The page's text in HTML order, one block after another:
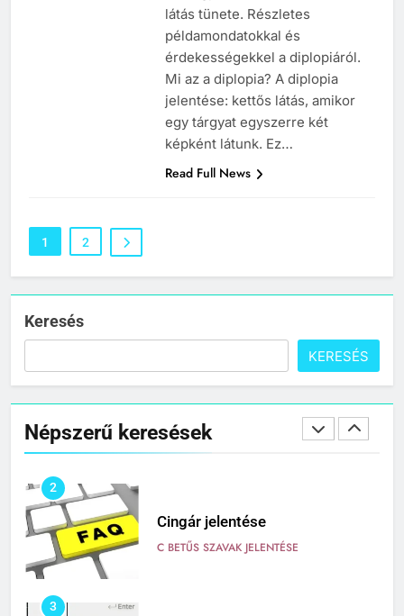
látás tünete. Részletes
példamondatokkal és
érdekességekkel a diplopiáról.
Mi az a diplopia? A diplopia
jelentése: kettős látás, amikor
egy tárgyat egyszerre két
képként látunk. Ez…
Read Full News
1 2
Keresés
KERESÉS
Népszerű keresések
Céltudatos jelentése
C BETŰS SZAVAK JELENTÉSE
Centenárium jelentése
2
Cingár jelentése
C BETŰS SZAVAK JELENTÉSE
3
Civilizáció jelentése
C BETŰS SZAVAK JELENTÉSE
4